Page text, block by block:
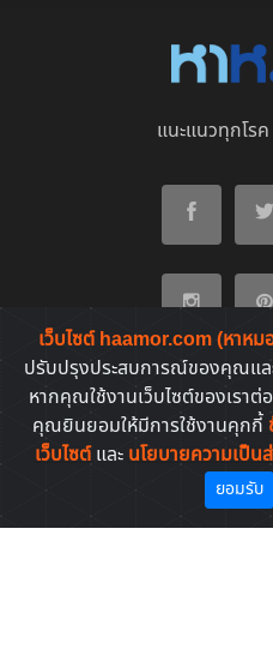
เว็บไซต์ haamor.com (หาห
ปรับปรุงประสบการณ์ของคุณแล
หากคุณใช้งานเว็บไซต์ของเราต่
คุณยินยอมให้มีการใช้งานคุกกี้
เว็บไซต์และ นโยบายความเป็น
ยอมรับ
แนะแนวทุกโร
หมวดบทค
โรคที่พบบ่อย